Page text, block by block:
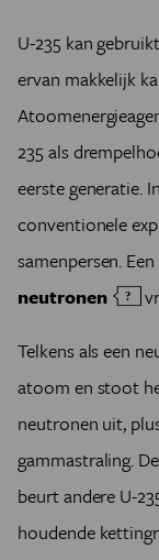
U-235 kan
ervan makkelijk
235 als
eerste generatie.
conventionele
samenpersen.
neutronen
Telkens als een
atoom en stoot
neutronen uit,
gammastraling.
beurt andere U-
houdende